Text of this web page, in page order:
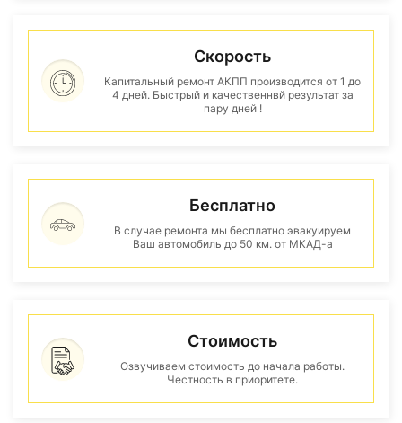
Скорость
Капитальный ремонт АКПП производится от 1 до
4 дней. Быстрый и качественнвй результат за
пару дней !
Бесплатно
В случае ремонта мы бесплатно эвакуируем
Ваш автомобиль до 50 км. от МКАД-а
Стоимость
Озвучиваем стоимость до начала работы.
Честность в приоритете.